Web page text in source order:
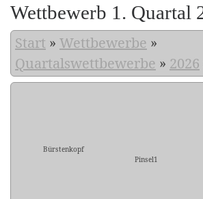
Wettbewerb 1. Quartal
Start » Wettbewerbe »
Quartalswettbewerbe » 2026
Bürstenkopf
Pinsel1